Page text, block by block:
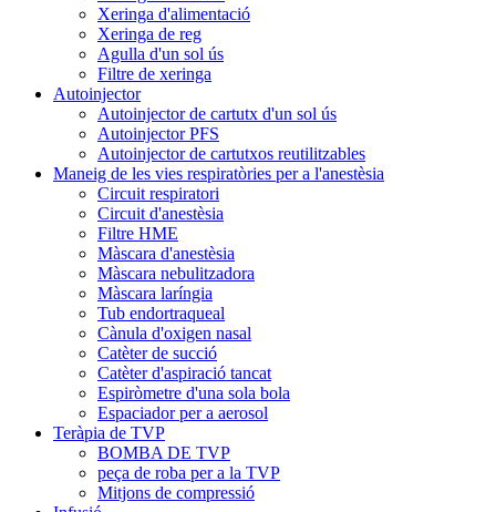
Xeringa d'alimentació
Xeringa de reg
Agulla d'un sol ús
Filtre de xeringa
Autoinjector
Autoinjector de cartutx d'un sol ús
Autoinjector PFS
Autoinjector de cartutxos reutilitzables
Maneig de les vies respiratòries per a l'anestèsia
Circuit respiratori
Circuit d'anestèsia
Filtre HME
Màscara d'anestèsia
Màscara nebulitzadora
Màscara laríngia
Tub endortraqueal
Cànula d'oxigen nasal
Catèter de succió
Catèter d'aspiració tancat
Espiròmetre d'una sola bola
Espaciador per a aerosol
Teràpia de TVP
BOMBA DE TVP
peça de roba per a la TVP
Mitjons de compressió